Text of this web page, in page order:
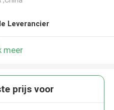
Leverancier
meer
prijs voor